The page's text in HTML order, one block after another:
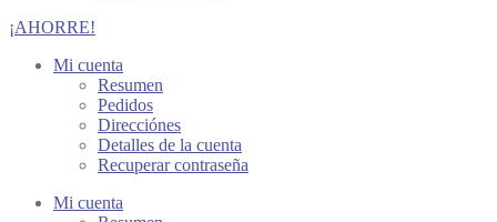
¡AHORRE!
Mi cuenta
Resumen
Pedidos
Direcciónes
Detalles de la cuenta
Recuperar contraseña
Mi cuenta